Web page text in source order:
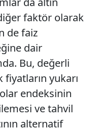
faktör olarak
de faiz
dair
Bu, değerli
yukarı
endeksinin
ve tahvil
alternatif